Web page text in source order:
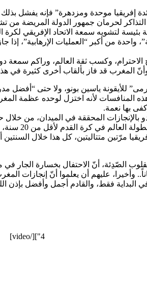
إفريقيا موحدة ومزدهرة” فإنه يفشل
لحرمان جمهور الدولة المريضة
لتشويه سمعة الاتحاد الإفريقي لكرة
واحدة من أكبر “العمليات الإرهابية”،
وكسب ثقة العالم، وراكم سمعة
وأنّ المغرب قد فاز بألقاب أخرى كثيرة في
للأيقونة ياسين بونو، ولا حتى
المنافسات لأنه اختزل لوحده عظمة
بها نعمة.
المحققة في الميدان، من خلال
التي
لأقل من 23 وأقل من 17 عاما كأس أمم أفريقيا مرّتين
الصّدِئة، أنّ الاحتفال بخسارة الجار
وأخيرا، عليهم أن يعلموا أنّ
البداية فقط، والقادم أجمل وأفضل بإذن
4"][/video]